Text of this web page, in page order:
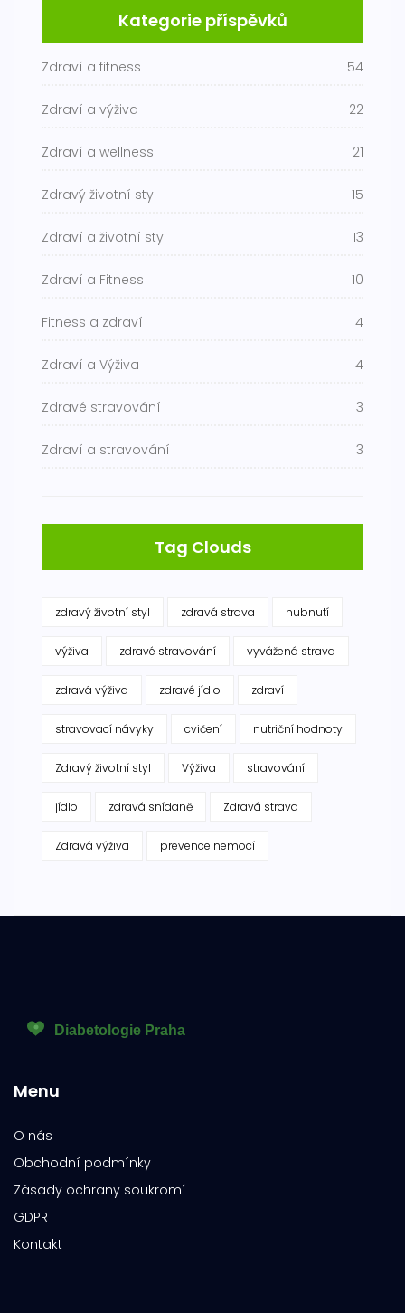
Kategorie příspěvků
Zdraví a fitness 54
Zdraví a výživa 22
Zdraví a wellness 21
Zdravý životní styl 15
Zdraví a životní styl 13
Zdraví a Fitness 10
Fitness a zdraví 4
Zdraví a Výživa 4
Zdravé stravování 3
Zdraví a stravování 3
Tag Clouds
zdravý životní styl zdravá strava hubnutí
výživa zdravé stravování vyvážená strava
zdravá výživa zdravé jídlo zdraví
stravovací návyky cvičení nutriční hodnoty
Zdravý životní styl Výživa stravování
jídlo zdravá snídaně Zdravá strava
Zdravá výživa prevence nemocí
Menu
O nás
Obchodní podmínky
Zásady ochrany soukromí
GDPR
Kontakt